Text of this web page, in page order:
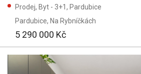
Prodej, Byt - 3+1, Pardubice
Pardubice, Na Rybníčkách
5 290 000 Kč